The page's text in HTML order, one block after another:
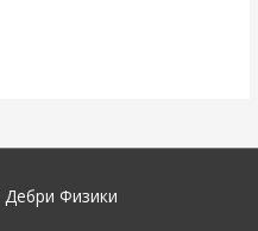
Дебри Физики